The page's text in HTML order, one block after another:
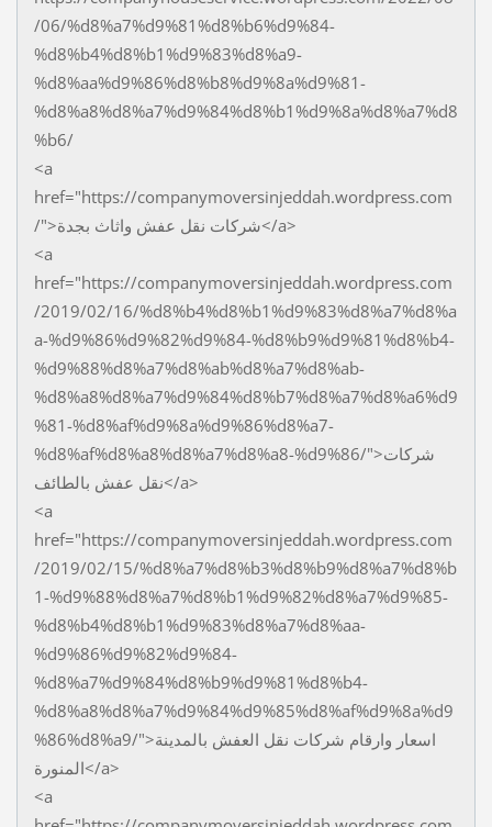
/06/%d8%a7%d9%81%d8%b6%d9%84-
%d8%b4%d8%b1%d9%83%d8%a9-
%d8%aa%d9%86%d8%b8%d9%8a%d9%81-
%d8%a8%d8%a7%d9%84%d8%b1%d9%8a%d8%a7%d8
%b6/
<a
href="https://companymoversinjeddah.wordpress.com
/">شركات نقل عفش واثاث بجدة</a>
<a
href="https://companymoversinjeddah.wordpress.com
/2019/02/16/%d8%b4%d8%b1%d9%83%d8%a7%d8%a
a-%d9%86%d9%82%d9%84-%d8%b9%d9%81%d8%b4-
%d9%88%d8%a7%d8%ab%d8%a7%d8%ab-
%d8%a8%d8%a7%d9%84%d8%b7%d8%a7%d8%a6%d9
%81-%d8%af%d9%8a%d9%86%d8%a7-
%d8%af%d8%a8%d8%a7%d8%a8-%d9%86/">شركات
نقل عفش بالطائف</a>
<a
href="https://companymoversinjeddah.wordpress.com
/2019/02/15/%d8%a7%d8%b3%d8%b9%d8%a7%d8%b
1-%d9%88%d8%a7%d8%b1%d9%82%d8%a7%d9%85-
%d8%b4%d8%b1%d9%83%d8%a7%d8%aa-
%d9%86%d9%82%d9%84-
%d8%a7%d9%84%d8%b9%d9%81%d8%b4-
%d8%a8%d8%a7%d9%84%d9%85%d8%af%d9%8a%d9
%86%d8%a9/">اسعار وارقام شركات نقل العفش بالمدينة
المنورة</a>
<a